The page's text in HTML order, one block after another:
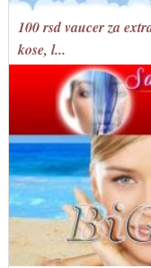
100 rsd vaucer za
kose, l...